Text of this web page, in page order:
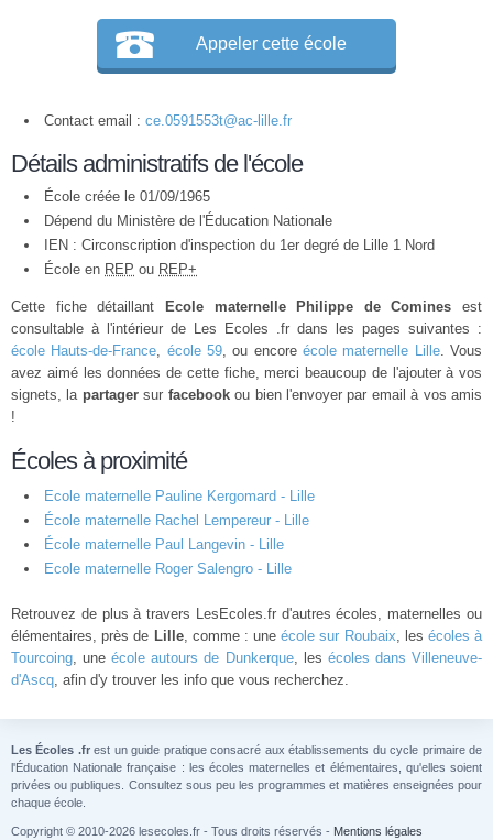
Appeler cette école
Contact email : ce.0591553t@ac-lille.fr
Détails administratifs de l'école
École créée le 01/09/1965
Dépend du Ministère de l'Éducation Nationale
IEN : Circonscription d'inspection du 1er degré de Lille 1 Nord
École en REP ou REP+
Cette fiche détaillant Ecole maternelle Philippe de Comines est
consultable à l'intérieur de Les Ecoles .fr dans les pages suivantes :
école Hauts-de-France, école 59, ou encoreécole maternelle Lille. Vous
avez aimé les données de cette fiche, merci beaucoup de l'ajouter à vos
signets, la partagersur facebookou bien l'envoyer par email à vos amis
!
Écoles à proximité
Ecole maternelle Pauline Kergomard - Lille
École maternelle Rachel Lempereur - Lille
École maternelle Paul Langevin - Lille
Ecole maternelle Roger Salengro - Lille
Retrouvez de plus à travers LesEcoles.fr d'autres écoles, maternelles ou
élémentaires, près de Lille, comme : uneécole sur Roubaix, les écoles à
Tourcoing, uneécole autours de Dunkerque, les écoles dans Villeneuve-
d'Ascq, afin d'y trouver les info que vous recherchez.
Les Écoles .frest un guide pratique consacré aux établissements du cycle primaire de
l'Éducation Nationale française : les écoles maternelles et élémentaires, qu'elles soient
privées ou publiques. Consultez sous peu les programmes et matières enseignées pour
chaque école.
Copyright © 2010-2026 lesecoles.fr - Tous droits réservés - Mentions légales